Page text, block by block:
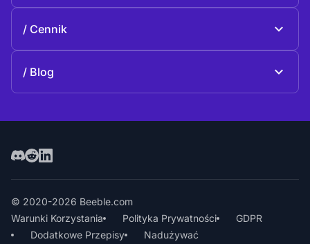
Historia
kontakt
Cennik
Blog
© 2020-2026 Beeble.com
Warunki Korzystania
Polityka Prywatności
GDPR
Dodatkowe Przepisy
Nadużywać